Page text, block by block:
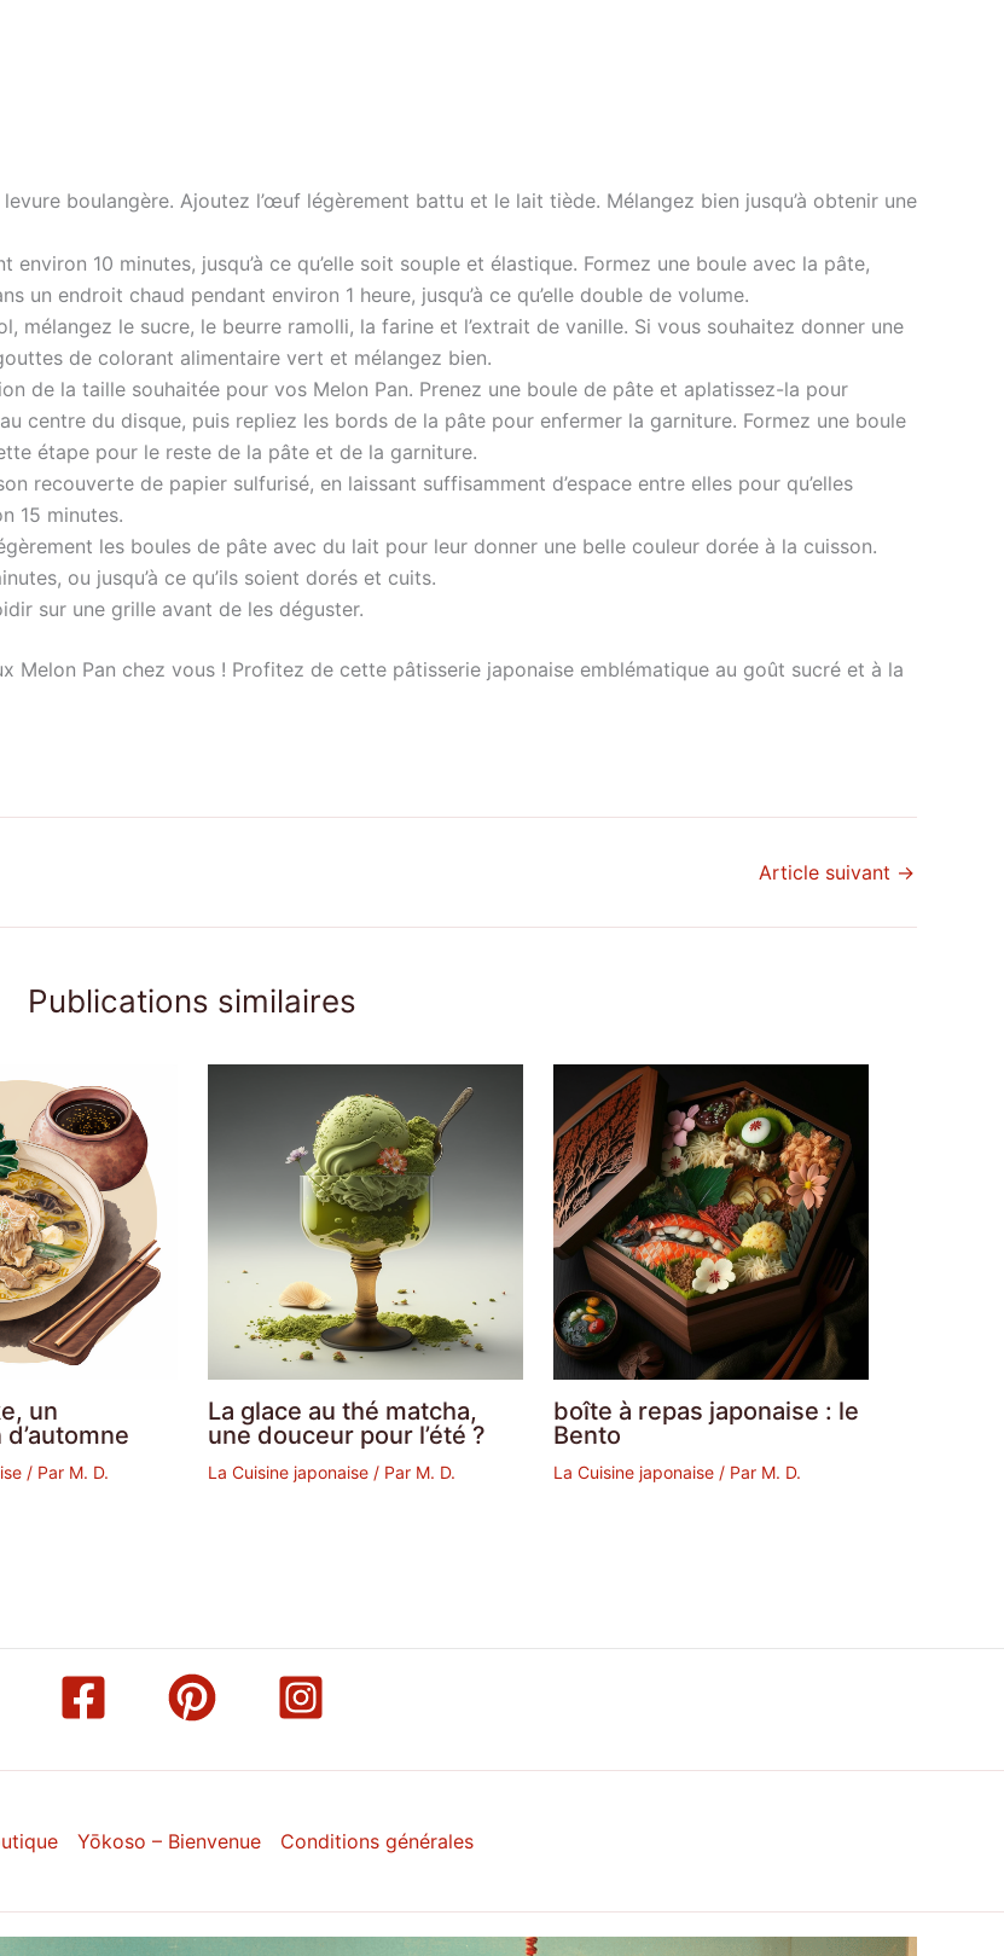
boulangère. Ajoutez l’œuf légèrement battu et le lait tiède. Mélangez bien jusqu’à obtenir une
10 minutes, jusqu’à ce qu’elle soit souple et élastique. Formez une boule avec la pâte,
un endroit chaud pendant environ 1 heure, jusqu’à ce qu’elle double de volume.
mélangez le sucre, le beurre ramolli, la farine et l’extrait de vanille. Si vous souhaitez donner une
de colorant alimentaire vert et mélangez bien.
de la taille souhaitée pour vos Melon Pan. Prenez une boule de pâte et aplatissez-la pour
centre du disque, puis repliez les bords de la pâte pour enfermer la garniture. Formez une boule
étape pour le reste de la pâte et de la garniture.
recouverte de papier sulfurisé, en laissant suffisamment d’espace entre elles pour qu’elles
15 minutes.
les boules de pâte avec du lait pour leur donner une belle couleur dorée à la cuisson.
ou jusqu’à ce qu’ils soient dorés et cuits.
sur une grille avant de les déguster.
Melon Pan chez vous ! Profitez de cette pâtisserie japonaise emblématique au goût sucré et à la
Article suivant →
Publications similaires
un
/ Par M. D.
La glace au thé matcha,
une douceur pour l’été ?
La Cuisine japonaise/ Par M. D.
boîte à repas japonaise : le
Bento
La Cuisine japonaise/ Par M. D.
Yōkoso – Bienvenue Conditions générales